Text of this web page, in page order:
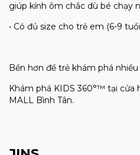
giúp kính ôm chắc dù bé chạy
• Có đủ size cho trẻ em (6-9
Bền hơn để trẻ khám phá nhiều
Khám phá KIDS 360°™ tại cửa
MALL Bình Tân.